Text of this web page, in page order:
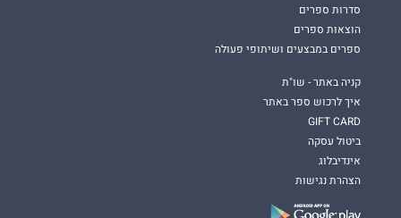
סדרות ספרים
הוצאות ספרים
ספרים במבצעים ושיתופי פעולה
קניה באתר - שו"ת
איך לרכוש ספר באתר
GIFT CARD
ביטול עסקה
אינדיבלוג
הצהרת נגישות